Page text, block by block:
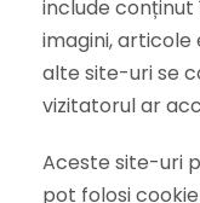
include conținut
imagini,
alte site-uri se
vizitatorul ar
Aceste site-uri
pot folosi